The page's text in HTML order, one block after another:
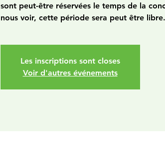
sont peut-être réservées le temps de la
nous voir, cette période sera peut être
Les inscriptions sont closes
Voir d'autres événements